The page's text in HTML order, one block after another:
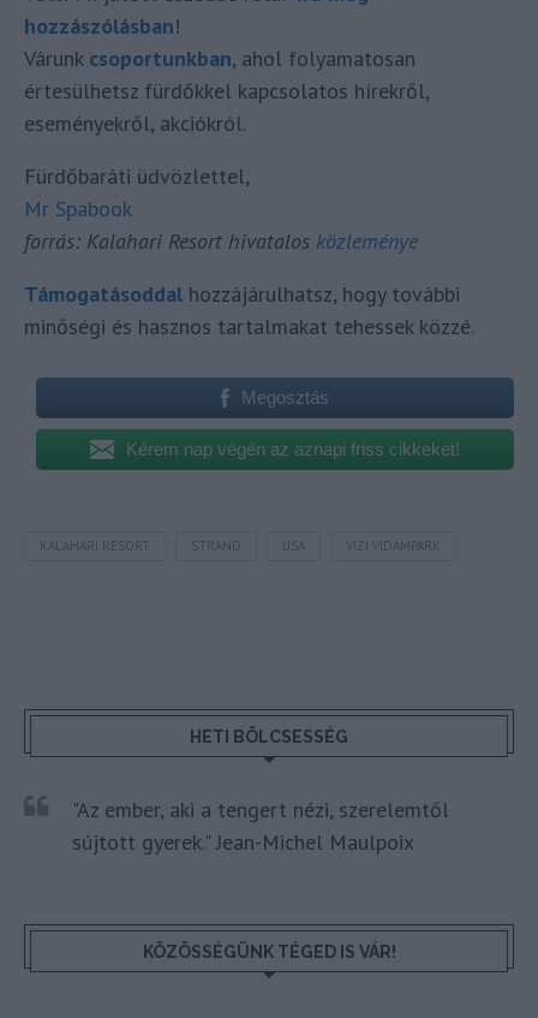
hozzászólásban!
Várunk csoportunkban, ahol folyamatosan
értesülhetsz fürdőkkel kapcsolatos hírekről,
eseményekről, akciókról.
Fürdőbaráti üdvözlettel,
Mr Spabook
forrás: Kalahari Resort hivatalos közleménye
Támogatásoddal hozzájárulhatsz, hogy további
minőségi és hasznos tartalmakat tehessek közzé.
Megosztás
Kérem nap végén az aznapi friss cikkeket!
KALAHARI RESORT STRAND USA VÍZI VIDÁMPARK
HETI BÖLCSESSÉG
"Az ember, aki a tengert nézi, szerelemtől
sújtott gyerek." Jean-Michel Maulpoix
KÖZÖSSÉGÜNK TÉGED IS VÁR!